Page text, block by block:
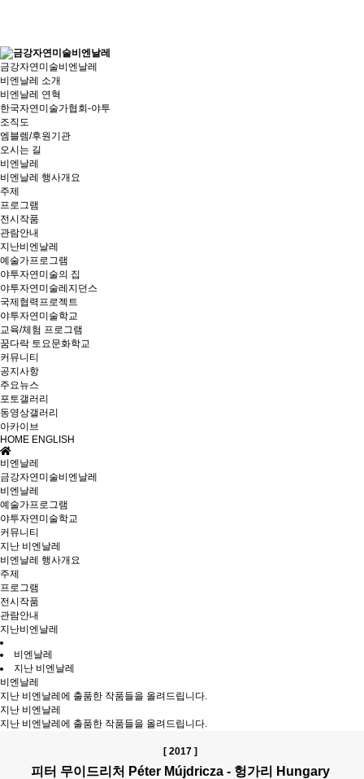
금강자연미술비엔날레
비엔날레 소개
비엔날레 연혁
한국자연미술가협회-야투
조직도
엠블렘/후원기관
오시는 길
비엔날레
비엔날레 행사개요
주제
프로그램
전시작품
관람안내
지난비엔날레
예술가프로그램
야투자연미술의 집
야투자연미술레지던스
국제협력프로젝트
야투자연미술학교
교육/체험 프로그램
꿈다락 토요문화학교
커뮤니티
공지사항
주요뉴스
포토갤러리
동영상갤러리
아카이브
HOME ENGLISH
비엔날레
금강자연미술비엔날레
비엔날레
예술가프로그램
야투자연미술학교
커뮤니티
지난 비엔날레
비엔날레 행사개요
주제
프로그램
전시작품
관람안내
지난비엔날레
비엔날레
지난 비엔날레
비엔날레
지난 비엔날레에 출품한 작품들을 올려드립니다.
지난 비엔날레
지난 비엔날레에 출품한 작품들을 올려드립니다.
[ 2017 ]
피터 무이드리처 Péter Mújdricza - 헝가리 Hungary